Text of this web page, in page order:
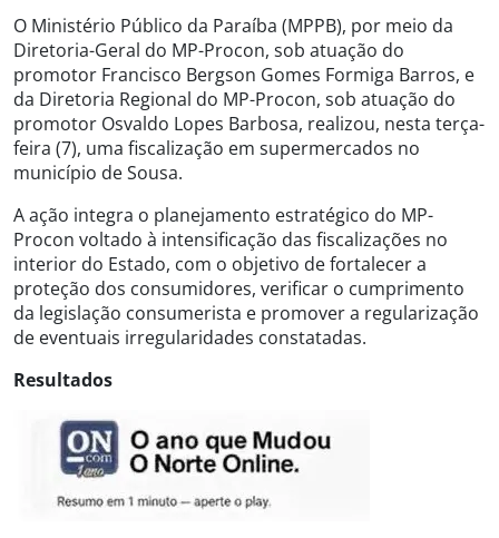
O Ministério Público da Paraíba (MPPB), por meio da
Diretoria-Geral do MP-Procon, sob atuação do
promotor Francisco Bergson Gomes Formiga Barros, e
da Diretoria Regional do MP-Procon, sob atuação do
promotor Osvaldo Lopes Barbosa, realizou, nesta terça-
feira (7), uma fiscalização em supermercados no
município de Sousa.
A ação integra o planejamento estratégico do MP-
Procon voltado à intensificação das fiscalizações no
interior do Estado, com o objetivo de fortalecer a
proteção dos consumidores, verificar o cumprimento
da legislação consumerista e promover a regularização
de eventuais irregularidades constatadas.
Resultados